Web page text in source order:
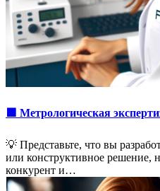
🟩 Метрологическая
💡 Представьте, что вы
или конструктивное решение,
конкурент и…